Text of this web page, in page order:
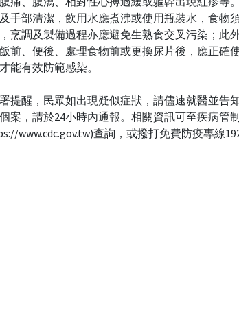
手部清潔，飲用水應煮沸或使用瓶裝水，食物
烹調及製備過程亦應避免生熟食交叉污染；此
前、便後、處理食物前或更換尿片後，應正確
能有效防範感染。
提醒，民眾如出現疑似症狀，請儘速就醫並告
案，請於24小時內通報。相關資訊可至疾病管
www.cdc.gov.tw)查詢，或撥打免費防疫專線